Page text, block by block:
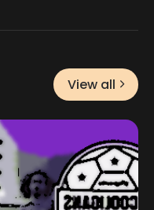
View all